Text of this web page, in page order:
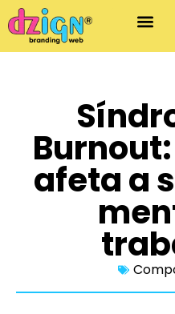
afeta a